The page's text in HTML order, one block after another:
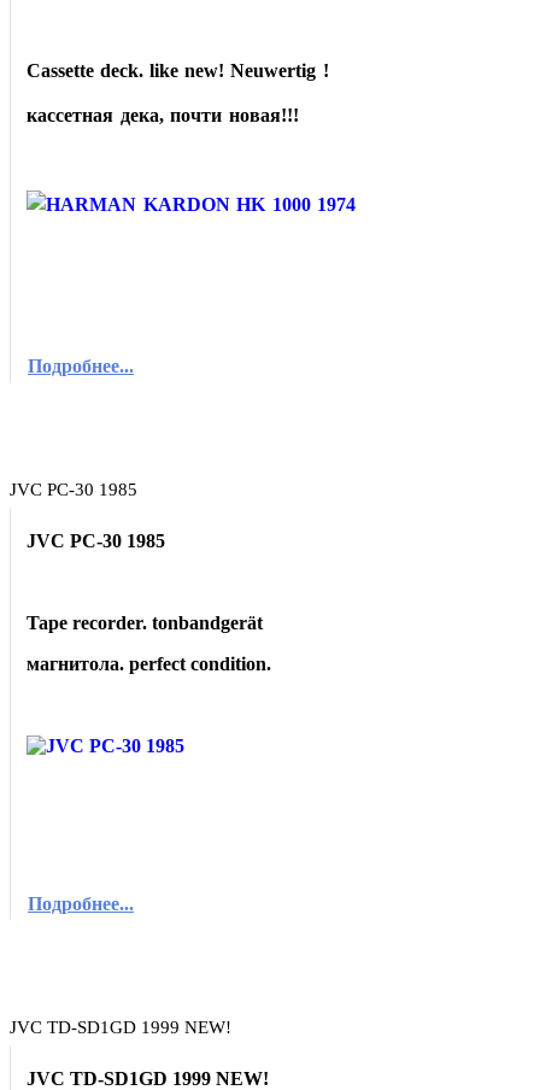
Cassette deck. like new! Neuwertig !
кассетная дека, почти новая!!!
Подробнее...
JVC PC-30 1985
JVC PC-30 1985
Tape recorder. tonbandgerät
магнитола. perfect condition.
Подробнее...
JVC TD-SD1GD 1999 NEW!
JVC TD-SD1GD 1999 NEW!